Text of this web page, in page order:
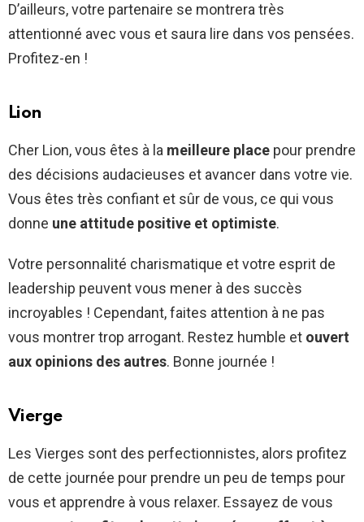
D’ailleurs, votre partenaire se montrera très
attentionné avec vous et saura lire dans vos pensées.
Profitez-en !
Lion
Cher Lion, vous êtes à la meilleure place pour prendre
des décisions audacieuses et avancer dans votre vie.
Vous êtes très confiant et sûr de vous, ce qui vous
donne une attitude positive et optimiste.
Votre personnalité charismatique et votre esprit de
leadership peuvent vous mener à des succès
incroyables ! Cependant, faites attention à ne pas
vous montrer trop arrogant. Restez humble et ouvert
aux opinions des autres. Bonne journée !
Vierge
Les Vierges sont des perfectionnistes, alors profitez
de cette journée pour prendre un peu de temps pour
vous et apprendre à vous relaxer. Essayez de vous